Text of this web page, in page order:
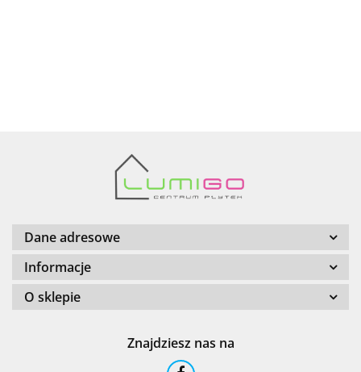
Barwolf
Dane adresowe
Informacje
O sklepie
Znajdziesz nas na